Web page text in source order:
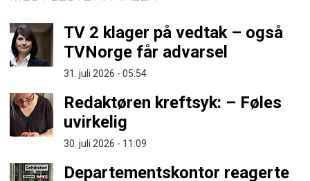
TV 2 klager på vedtak – også
TVNorge får advarsel
31. juli 2026 - 05:54
Redaktøren kreftsyk: – Føles
uvirkelig
30. juli 2026 - 11:09
Departementskontor reagerte